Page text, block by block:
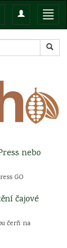
Toggle
navigation
nebo
GO
čajové
čerň na